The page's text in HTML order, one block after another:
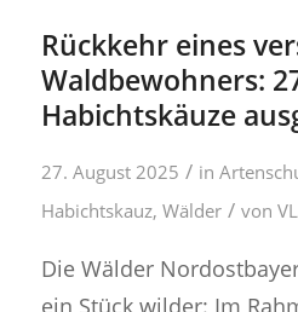
Rückkehr eines
Waldbewohners:
Habichtskäuze
27. August 2025 / in
Habichtskauz, Wälder / von
Die Wälder
ein Stück wilder: Im